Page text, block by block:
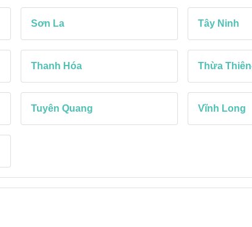
Sơn La Tây Ninh
Thanh Hóa Thừa
Tuyên Quang Vĩnh Long